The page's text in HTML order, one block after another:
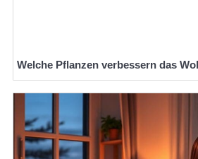
Welche Pflanzen verbessern das